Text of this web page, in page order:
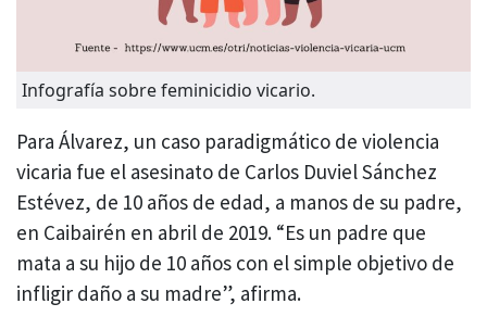
Infografía sobre feminicidio vicario.
Para Álvarez, un caso paradigmático de violencia
vicaria fue el asesinato de Carlos Duviel Sánchez
Estévez, de 10 años de edad, a manos de su padre,
en Caibairén en abril de 2019. “Es un padre que
mata a su hijo de 10 años con el simple objetivo de
infligir daño a su madre”, afirma.